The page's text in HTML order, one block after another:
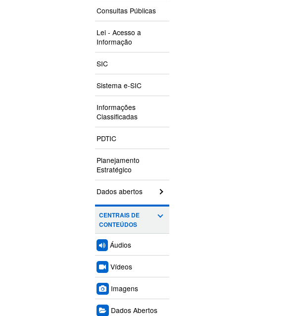
Consultas Públicas
Lei - Acesso a
Informação
SIC
Sistema e-SIC
Informações
Classificadas
PDTIC
Planejamento
Estratégico
Dados abertos
CENTRAIS DE
CONTEÚDOS
Áudios
Vídeos
Imagens
Dados Abertos